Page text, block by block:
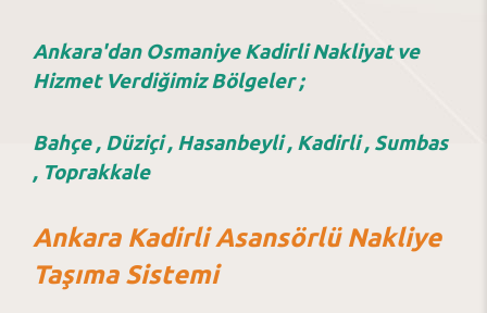
Ankara'dan Osmaniye Kadirli Nakliyat ve
Hizmet Verdiğimiz Bölgeler ;
Bahçe , Düziçi , Hasanbeyli , Kadirli , Sumbas
, Toprakkale
Ankara Kadirli Asansörlü Nakliye
Taşıma Sistemi